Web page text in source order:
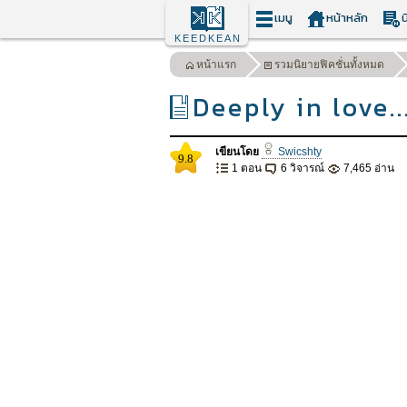
KEEDKEAN
เมนู หน้าหลัก
หน้าแรก รวมนิยายฟิคชั่นทั้งหมด
Deeply in
9.8 เขียนโดย
Swicshty
1 ตอน
6 วิจารณ์ 7,465 อ่าน